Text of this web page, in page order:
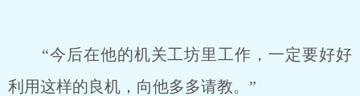
“今后在他的机关工坊里工作，一定要好好
利用这样的良机，向他多多请教。”